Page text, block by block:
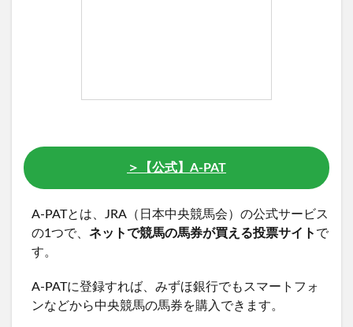
＞【公式】 A-PAT
A-PATとは、JRA（日本中央競馬会）の公式サービス
の1つで、 ネットで競馬の馬券が買える投票サイト で
す。
A-PATに登録すれば、みずほ銀行でもスマートフォ
ンなどから中央競馬の馬券を購入できます。